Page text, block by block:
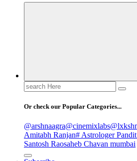
Search
for:
Or check our Popular Categories...
@arshnaagra@cinemixlabs
Amitabh Ranjan# Astrologer
Santosh Raosaheb Chavan mumbai